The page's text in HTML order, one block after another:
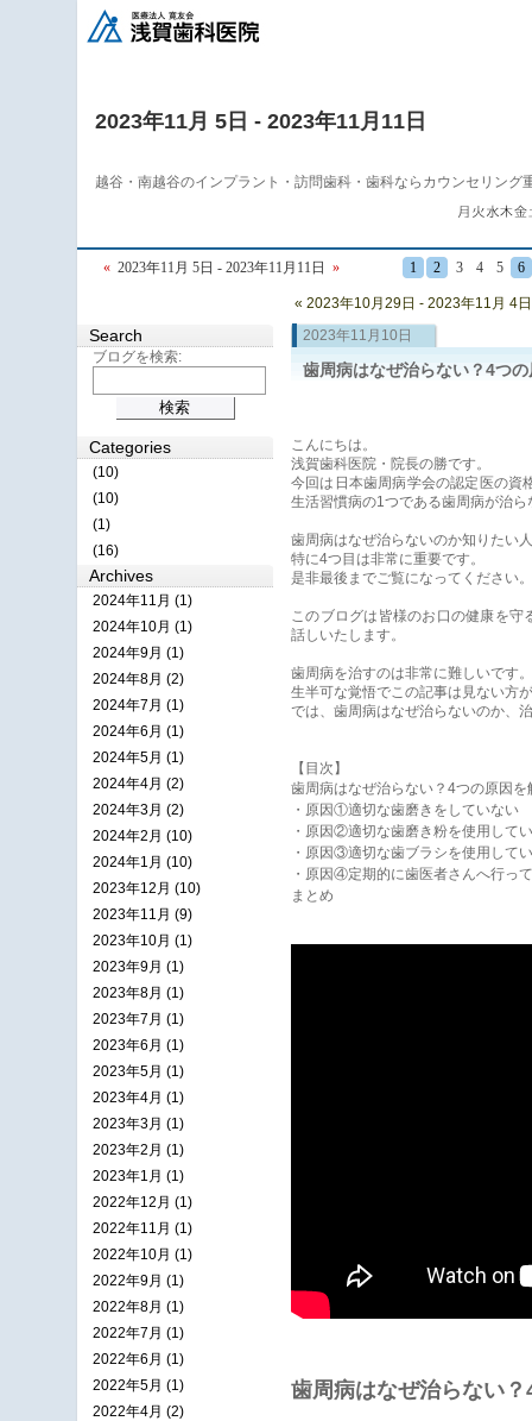
2023年11月 5日 - 2023年11月11日
越谷・南越谷のインプラント・訪問歯科・歯科ならカウンセリング
« 2023年11月 5日 - 2023年11月11日 » 1 2 3 4 5 6
2023年11月10日
歯周病はなぜ治らない？4つ
こんにちは。
浅賀歯科医院・院長の勝です。
今回は日本歯周病学会の認定医の資
生活習慣病の1つである歯周病が治
歯周病はなぜ治らないのか知りたい
特に4つ目は非常に重要です。
是非最後までご覧になってください。
このブログは皆様のお口の健康を
話しいたします。
歯周病を治すのは非常に難しいです。
生半可な覚悟でこの記事は見ない方
では、歯周病はなぜ治らないのか、
【目次】
歯周病はなぜ治らない？4つの原因を
・原因①適切な歯磨きをしていない
・原因②適切な歯磨き粉を使用して
・原因③適切な歯ブラシを使用して
・原因④定期的に歯医者さんへ行っ
まとめ
歯周病はなぜ治らない
« 2023年10月29日 - 2023年11月 4日
Search
ブログを検索:
Categories
(10)
(10)
(1)
(16)
Archives
2024年11月 (1)
2024年10月 (1)
2024年9月 (1)
2024年8月 (2)
2024年7月 (1)
2024年6月 (1)
2024年5月 (1)
2024年4月 (2)
2024年3月 (2)
2024年2月 (10)
2024年1月 (10)
2023年12月 (10)
2023年11月 (9)
2023年10月 (1)
2023年9月 (1)
2023年8月 (1)
2023年7月 (1)
2023年6月 (1)
2023年5月 (1)
2023年4月 (1)
2023年3月 (1)
2023年2月 (1)
2023年1月 (1)
2022年12月 (1)
2022年11月 (1)
2022年10月 (1)
2022年9月 (1)
2022年8月 (1)
2022年7月 (1)
2022年6月 (1)
2022年5月 (1)
2022年4月 (2)